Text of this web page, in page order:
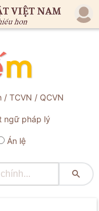
/ TCVN / QCVN
ngữ pháp lý
Án lệ
